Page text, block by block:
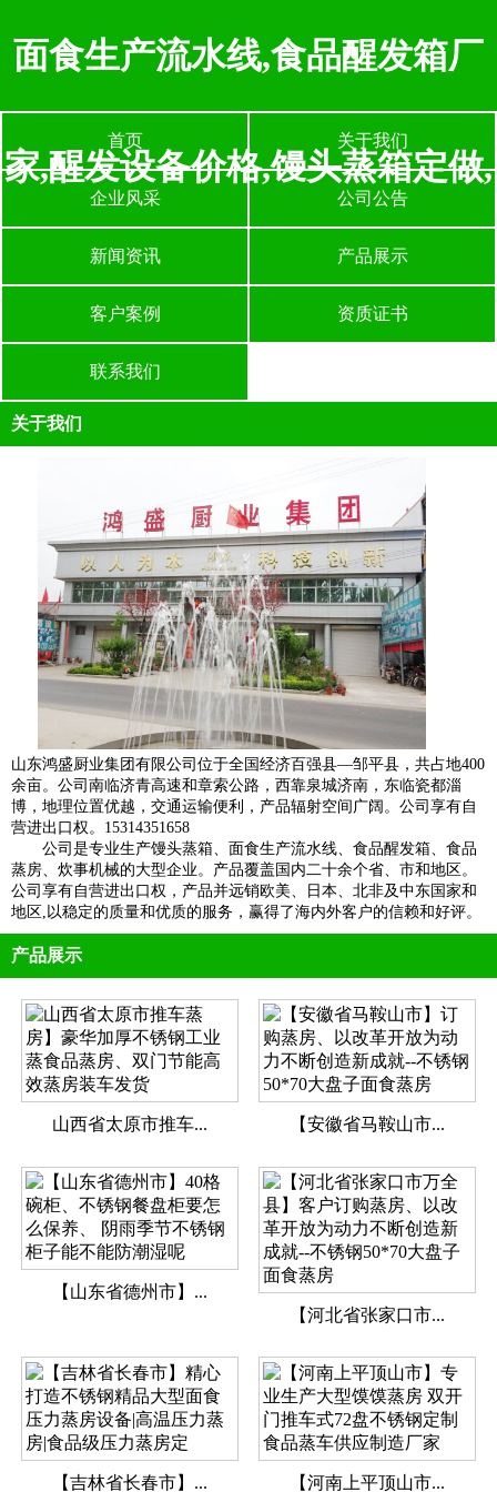
面食生产流水线,食品醒发箱厂
家,醒发设备价格,馒头蒸箱定做,
首页 关于我们
企业风采 公司公告
新闻资讯 产品展示
客户案例 资质证书
联系我们
关于我们
山东鸿盛厨业集团有限公司位于全国经济百强县—邹平县，共占地400
余亩。公司南临济青高速和章索公路，西靠泉城济南，东临瓷都淄
博，地理位置优越，交通运输便利，产品辐射空间广阔。公司享有自
营进出口权。15314351658
公司是专业生产馒头蒸箱、面食生产流水线、食品醒发箱、食品
蒸房、炊事机械的大型企业。产品覆盖国内二十余个省、市和地区。
公司享有自营进出口权，产品并远销欧美、日本、北非及中东国家和
地区,以稳定的质量和优质的服务，赢得了海内外客户的信赖和好评。
产品展示
山西省太原市推车... 【安徽省马鞍山市...
【山东省德州市】...
【河北省张家口市...
【吉林省长春市】... 【河南上平顶山市...